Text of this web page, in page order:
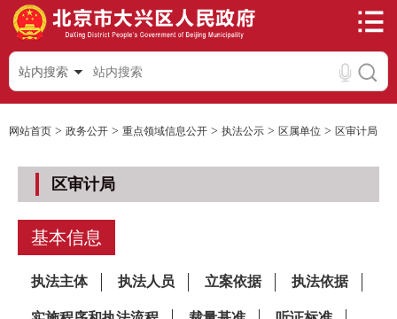
站内搜索
网站首页 > 政务公开 > 重点领域信息公开 > 执法公示 > 区属单位 > 区审计局
区审计局
基本信息